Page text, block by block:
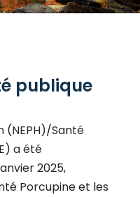
menu de toutes les
publique
(NEPH)/Santé
a été
2025,
Porcupine et les